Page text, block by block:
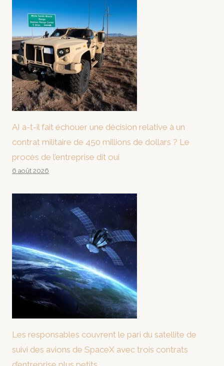
AI a-t-il fait échouer une décision relative à un
contrat militaire de 450 millions de dollars ? Le
procès de l’entreprise dit oui
6 août 2026
Les responsables couvrent le pari du satellite de
suivi des avions de SpaceX avec trois contrats